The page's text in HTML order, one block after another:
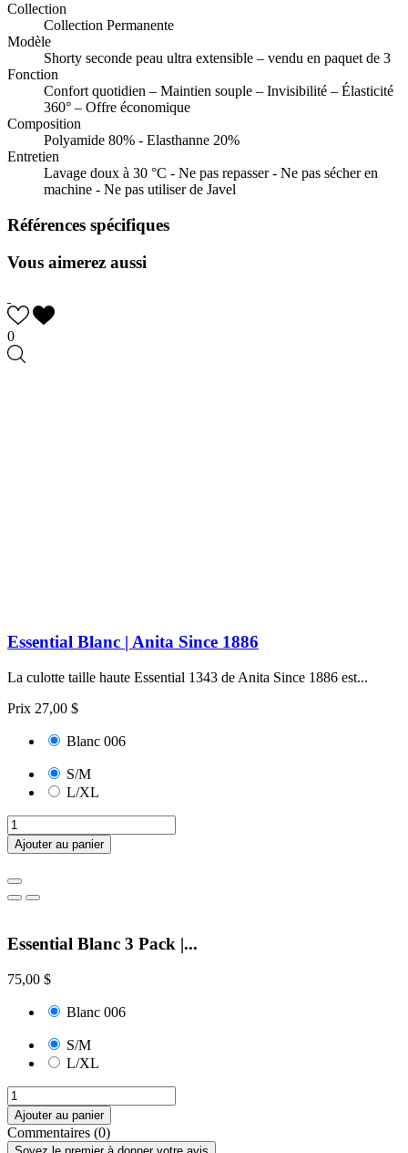
Collection
Collection Permanente
Modèle
Shorty seconde peau ultra extensible – vendu en paquet de 3
Fonction
Confort quotidien – Maintien souple – Invisibilité – Élasticité
360° – Offre économique
Composition
Polyamide 80% - Elasthanne 20%
Entretien
Lavage doux à 30 °C - Ne pas repasser - Ne pas sécher en
machine - Ne pas utiliser de Javel
Références spécifiques
Vous aimerez aussi
0
Essential Blanc | Anita Since 1886
La culotte taille haute Essential 1343 de Anita Since 1886 est...
Prix 27,00 $
Blanc 006
S/M
L/XL
Ajouter au panier
Essential Blanc 3 Pack |...
75,00 $
Blanc 006
S/M
L/XL
Ajouter au panier
Commentaires (0)